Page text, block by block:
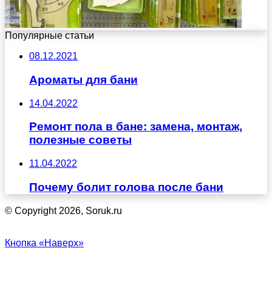
Популярные статьи
08.12.2021
Ароматы для бани
14.04.2022
Ремонт пола в бане: замена, монтаж,
полезные советы
11.04.2022
Почему болит голова после бани
© Copyright 2026, Soruk.ru
Кнопка «Наверх»